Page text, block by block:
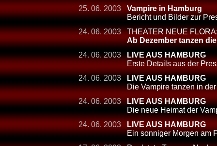
25. 06. 2003
Vampire in Hamburg
Bericht und Bilder zur
24. 06. 2003
THEATER NEUE
Ab Dezember tanzen
24. 06. 2003
LIVE AUS HAMBURG
Erste Details aus der
24. 06. 2003
LIVE AUS HAMBURG
Die Vampire tanzen in
24. 06. 2003
LIVE AUS HAMBURG
Die neue Heimat der
24. 06. 2003
LIVE AUS HAMBURG
Ein sonniger Morgen am